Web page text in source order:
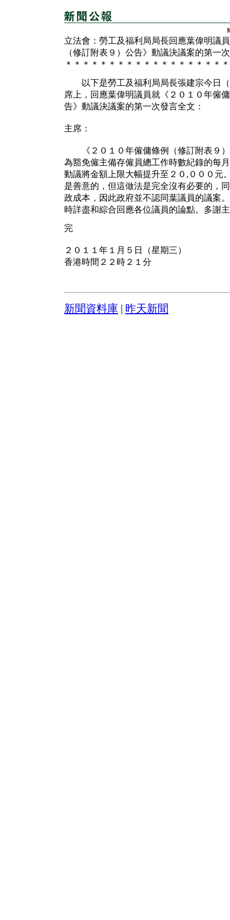
立法會：勞工及福利局局長回應葉偉明議
（修訂附表９）公告》動議決議案的第一
＊＊＊＊＊＊＊＊＊＊＊＊＊＊＊＊＊＊
以下是勞工及福利局局長張建宗今日（
席上，回應葉偉明議員就《２０１０年僱
告》動議決議案的第一次發言全文：
主席：
《２０１０年僱傭條例（修訂附表９）
為豁免僱主備存僱員總工作時數紀錄的每
動議將金額上限大幅提升至２０,０００元
是善意的，但這做法是完全沒有必要的，
政成本，因此政府並不認同葉議員的議案
時詳盡和綜合回應各位議員的論點。多謝
完
２０１１年１月５日（星期三）
香港時間２２時２１分
新聞資料庫 昨天新聞